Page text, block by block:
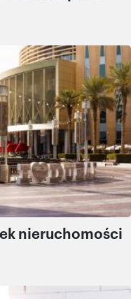
nieruchomości